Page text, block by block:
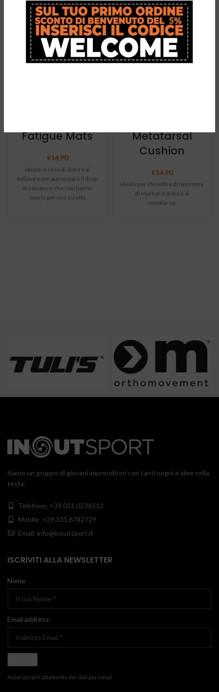
Fatigue Mats
€14,90
Ideale in caso di dolore al
tallone e per aumentare il drop
in calzature che non hanno
spazio per una soletta
Metatarsal
Cushion
€14,90
Ideale per chi soffre di neuroma
di Morton e dolore al
metatarso.
Siamo un gruppo di giovani imprenditori con tanti sogni e idee nella
testa.
Telefono: +39.051.0236512
Mobile: +39.331.6742729
Email: info@inoutsport.it
ISCRIVITI ALLA NEWSLETTER
Nome
Email address:
Autorizzo al trattamento dei dati personali